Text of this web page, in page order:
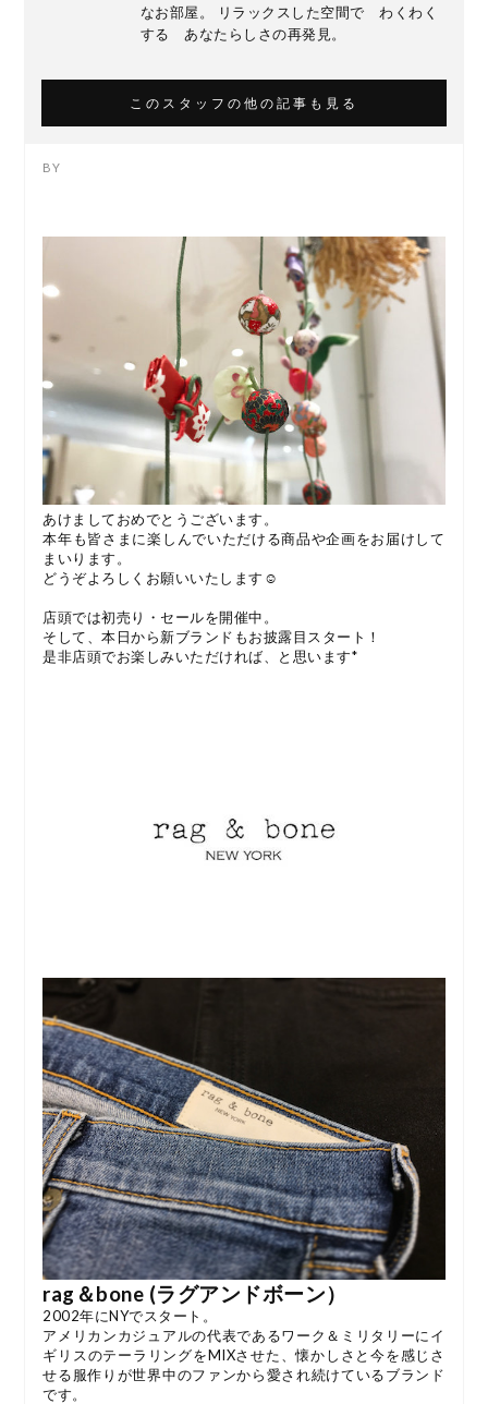
なお部屋。 リラックスした空間で わくわく
する あなたらしさの再発見。
このスタッフの他の記事も見る
あけましておめでとうございます。
本年も皆さまに楽しんでいただける商品や企画をお届けして
まいります。
どうぞよろしくお願いいたします☺︎
店頭では初売り・セールを開催中。
そして、本日から新ブランドもお披露目スタート！
是非店頭でお楽しみいただければ、と思います*
rag＆bone (ラグアンドボーン）
2002年にNYでスタート。
アメリカンカジュアルの代表であるワーク＆ミリタリーにイ
ギリスのテーラリングをMIXさせた、懐かしさと今を感じさ
せる服作りが世界中のファンから愛され続けているブランド
です。